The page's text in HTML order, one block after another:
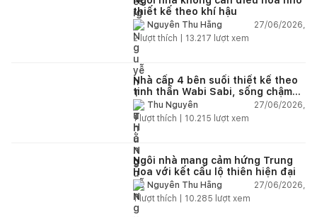
thiết kế theo khí hậu
Nguyễn Thu Hằng
27/06/2026,
2lượt thích | 13.217 lượt xem
Nhà cấp 4 bên suối thiết kế theo
tinh thần Wabi Sabi, sống chậm
giữa thiên nhiên
Thu Nguyễn
27/06/2026,
1lượt thích | 10.215 lượt xem
Ngôi nhà mang cảm hứng Trung
Hoa với kết cấu lộ thiên hiện đại
Nguyễn Thu Hằng
27/06/2026,
1lượt thích | 10.285 lượt xem